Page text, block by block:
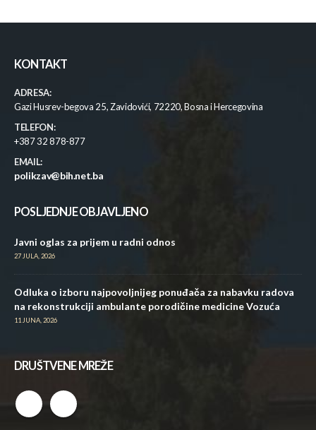
KONTAKT
ADRESA:
Gazi Husrev-begova 25, Zavidovići, 72220, Bosna i Hercegovina
TELEFON:
+387 32 878-877
EMAIL:
polikzav@bih.net.ba
POSLJEDNJE OBJAVLJENO
Javni oglas za prijem u radni odnos
27 JULA, 2026
Odluka o izboru najpovoljnijeg ponuđača za nabavku radova
na rekonstrukciji ambulante porodičine medicine Vozuća
11 JUNA, 2026
DRUŠTVENE MREŽE